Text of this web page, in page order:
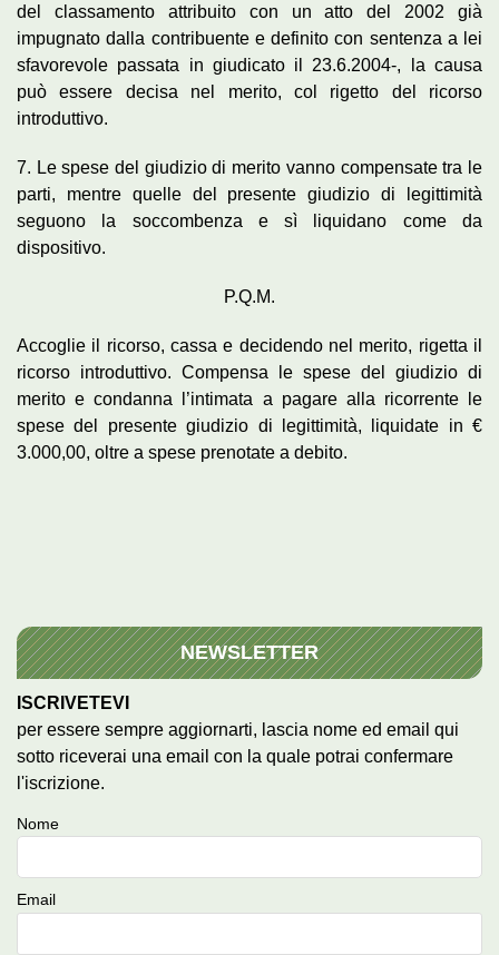
del classamento attribuito con un atto del 2002 già
impugnato dalla contribuente e definito con sentenza a lei
sfavorevole passata in giudicato il 23.6.2004-, la causa
può essere decisa nel merito, col rigetto del ricorso
introduttivo.
7. Le spese del giudizio di merito vanno compensate tra le
parti, mentre quelle del presente giudizio di legittimità
seguono la soccombenza e sì liquidano come da
dispositivo.
P.Q.M.
Accoglie il ricorso, cassa e decidendo nel merito, rigetta il
ricorso introduttivo. Compensa le spese del giudizio di
merito e condanna l’intimata a pagare alla ricorrente le
spese del presente giudizio di legittimità, liquidate in €
3.000,00, oltre a spese prenotate a debito.
NEWSLETTER
ISCRIVETEVI
per essere sempre aggiornarti, lascia nome ed email qui
sotto riceverai una email con la quale potrai confermare
l'iscrizione.
Nome
Email